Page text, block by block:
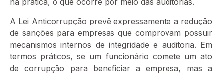
na prática, o que ocorre por meio das auditorias.
A Lei Anticorrupção prevê expressamente a redução
de sanções para empresas que comprovam possuir
mecanismos internos de integridade e auditoria. Em
termos práticos, se um funcionário comete um ato
de corrupção para beneficiar a empresa, mas a